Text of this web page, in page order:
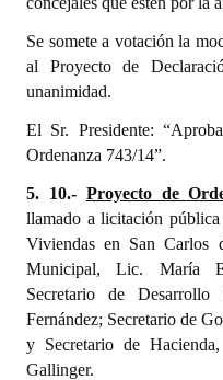
Se somete a votación la
al Proyecto de
unanimidad.
El Sr. Presidente:
Ordenanza 743/14”.
5. 10.- Proyecto de
llamado a licitación
Viviendas en San Carlos
Municipal, Lic. María
Secretario de
Fernández; Secretario de
y Secretario de
Gallinger.